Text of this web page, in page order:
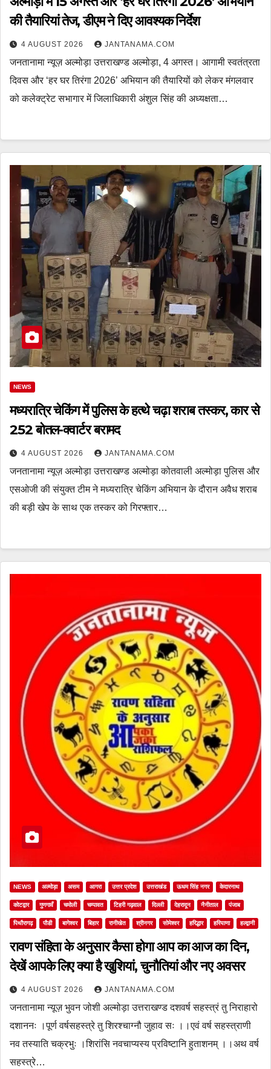
की तैयारियां तेज, डीएम ने दिए आवश्यक निर्देश
4 AUGUST 2026 JANTANAMA.COM
जनतानामा न्यूज़ अल्मोड़ा उत्तराखण्ड अल्मोड़ा, 4 अगस्त। आगामी स्वतंत्रता
दिवस और ‘हर घर तिरंगा 2026’ अभियान की तैयारियों को लेकर मंगलवार
को कलेक्ट्रेट सभागार में जिलाधिकारी अंशुल सिंह की अध्यक्षता…
NEWS
मध्यरात्रि चेकिंग में पुलिस के हत्थे चढ़ा शराब तस्कर, कार से
252 बोतल-क्वार्टर बरामद
4 AUGUST 2026 JANTANAMA.COM
जनतानामा न्यूज़ अल्मोड़ा उत्तराखण्ड अल्मोड़ा कोतवाली अल्मोड़ा पुलिस और
एसओजी की संयुक्त टीम ने मध्यरात्रि चेकिंग अभियान के दौरान अवैध शराब
की बड़ी खेप के साथ एक तस्कर को गिरफ्तार…
NEWS अल्मोड़ा असम आगरा उत्तर प्रदेश उत्तराखंड ऊधम सिंह नगर केदारनाथ
कोटद्वार गुणगावँ चमोली चम्पावत टिहरी गढ़वाल दिल्ली देहरादून नैनीताल पंजाब
पिथौरागढ़ पौडी बागेश्वर बिहार रानीखेत श्रीनगर सोमेश्वर हरिद्धार हरियाणा हल्द्वानी
रावण संहिता के अनुसार कैसा होगा आप का आज का दिन,
देखें आपके लिए क्या है खुशियां, चुनौतियां और नए अवसर
4 AUGUST 2026 JANTANAMA.COM
जनतानामा न्यूज़ भुवन जोशी अल्मोड़ा उत्तराखण्ड दशवर्ष सहस्त्रं तु निराहारो
दशाननः ।पूर्ण वर्षसहस्त्रे तु शिरश्चाग्नौ जुहाव सः ।।एवं वर्ष सहस्त्राणी
नव तस्याति चक्रभुः ।शिरांसि नवचाप्यस्य प्रविष्टानि हुताशनम् ।।अथ वर्ष
सहस्त्रे…